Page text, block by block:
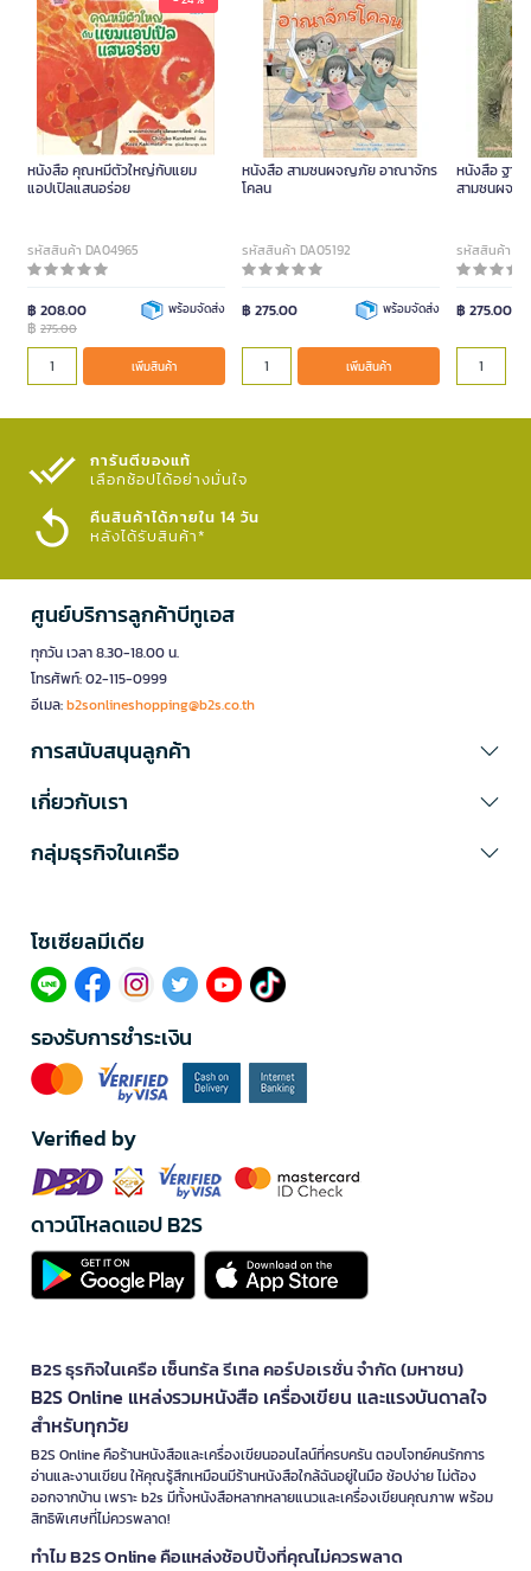
หนังสือ คุณหมีตัวใหญ่กับแยม
แอปเปิลแสนอร่อย
รหัสสินค้า DA04965
฿ 208.00
฿ 275.00
พร้อมจัดส่ง
เพิ่มสินค้า
หนังสือ สามซนผจญภัย อาณาจักร
โคลน
รหัสสินค้า DA05192
฿ 275.00 พร้อมจัดส่ง
เพิ่มสินค้า
หนังสือ ฐาน
สามซนผจญ
รหัสสินค้า
฿ 275.00
การันตีของแท้
เลือกช้อปได้อย่างมั่นใจ​
คืนสินค้าได้ภายใน 14 วัน
หลังได้รับสินค้า*
ศูนย์บริการลูกค้าบีทูเอส
ทุกวัน เวลา 8.30-18.00 น.
โทรศัพท์: 02-115-0999
อีเมล:b2sonlineshopping@b2s.co.th
การสนับสนุนลูกค้า
เกี่ยวกับเรา
กลุ่มธุรกิจในเครือ
โซเซียลมีเดีย​
รองรับการชำระเงิน
Verified by
ดาวน์โหลดแอป B2S
B2S ธุรกิจในเครือ เซ็นทรัล รีเทล คอร์ปอเรชั่น จำกัด (มหาชน)
B2S Online แหล่งรวมหนังสือ เครื่องเขียน และแรงบันดาลใจ
สำหรับทุกวัย
B2S Online คือร้านหนังสือและเครื่องเขียนออนไลน์ที่ครบครัน ตอบโจทย์คนรักการ
อ่านและงานเขียน ให้คุณรู้สึกเหมือนมีร้านหนังสือใกล้ฉันอยู่ในมือ ช้อปง่าย ไม่ต้อง
ออกจากบ้าน เพราะ b2s มีทั้งหนังสือหลากหลายแนวและเครื่องเขียนคุณภาพ พร้อม
สิทธิพิเศษที่ไม่ควรพลาด!
ทำไม B2S Online คือแหล่งช้อปปิ้งที่คุณไม่ควรพลาด